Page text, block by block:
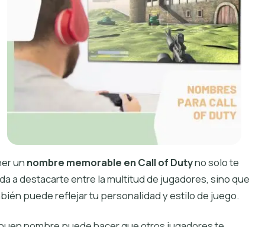
un nombre memorable en Call of Dutyno solo te
a destacarte entre la multitud de jugadores, sino que
puede reflejar tu personalidad y estilo de juego.